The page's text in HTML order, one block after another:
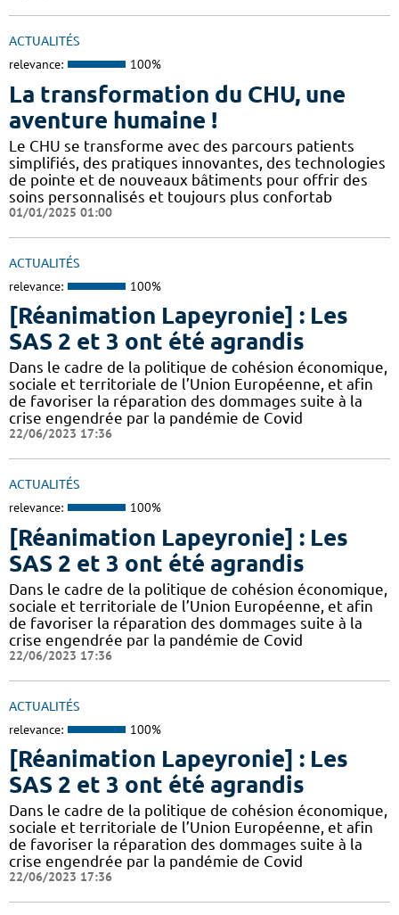
ACTUALITÉS
relevance: 100%
La transformation du CHU, une
aventure humaine !
Le CHU se transforme avec des parcours patients
simplifiés, des pratiques innovantes, des technologies
de pointe et de nouveaux bâtiments pour offrir des
soins personnalisés et toujours plus confortab
01/01/2025 01:00
ACTUALITÉS
relevance: 100%
[Réanimation Lapeyronie] : Les
SAS 2 et 3 ont été agrandis
Dans le cadre de la politique de cohésion économique,
sociale et territoriale de l’Union Européenne, et afin
de favoriser la réparation des dommages suite à la
crise engendrée par la pandémie de Covid
22/06/2023 17:36
ACTUALITÉS
relevance: 100%
[Réanimation Lapeyronie] : Les
SAS 2 et 3 ont été agrandis
Dans le cadre de la politique de cohésion économique,
sociale et territoriale de l’Union Européenne, et afin
de favoriser la réparation des dommages suite à la
crise engendrée par la pandémie de Covid
22/06/2023 17:36
ACTUALITÉS
relevance: 100%
[Réanimation Lapeyronie] : Les
SAS 2 et 3 ont été agrandis
Dans le cadre de la politique de cohésion économique,
sociale et territoriale de l’Union Européenne, et afin
de favoriser la réparation des dommages suite à la
crise engendrée par la pandémie de Covid
22/06/2023 17:36